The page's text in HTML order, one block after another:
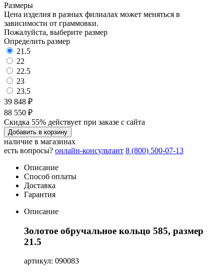
Размеры
Цена изделия в разных филиалах может меняться в
зависимости от граммовки.
Пожалуйста, выберите размер
Определить размер
21.5
22
22.5
23
23.5
39 848 ₽
88 550 ₽
Скидка 55% действует при заказе с сайта
Добавить в корзину
наличие в магазинах
есть вопросы? онлайн-консультант 8 (800) 500-07-13
Описание
Способ оплаты
Доставка
Гарантия
Описание
Золотое обручальное кольцо 585, размер
21.5
артикул: 090083